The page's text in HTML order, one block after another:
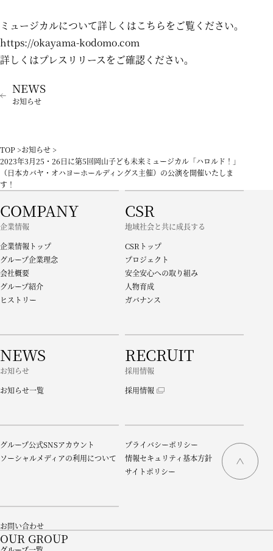
ミュージカルについて詳しくはこちらをご覧ください。
https://okayama-kodomo.com
詳しくはプレスリリースをご確認ください。
お知らせ
TOP
お知らせ
2023年3月25・26日に第5回岡山子ども未来ミュージカル「ハロルド！」
（日本カバヤ・オハヨーホールディングス主催）の公演を開催いたしま
す！
COMPANY
企業情報
企業情報トップ
グループ企業理念
会社概要
グループ紹介
ヒストリー
CSR
地域社会と共に成長する
CSRトップ
プロジェクト
安全安心への取り組み
人物育成
ガバナンス
NEWS
お知らせ
お知らせ一覧
RECRUIT
採用情報
採用情報
グループ公式SNSアカウント
ソーシャルメディアの利用について
プライバシーポリシー
情報セキュリティ基本方針
サイトポリシー
お問い合わせ
OUR GROUP